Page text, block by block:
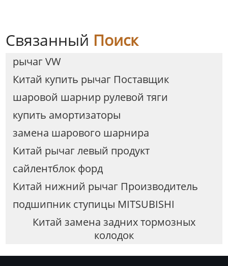
Связанный Поиск
рычаг VW
Китай купить рычаг Поставщик
шаровой шарнир рулевой тяги
купить амортизаторы
замена шарового шарнира
Китай рычаг левый продукт
сайлентблок форд
Китай нижний рычаг Производитель
подшипник ступицы MITSUBISHI
Китай замена задних тормозных
колодок